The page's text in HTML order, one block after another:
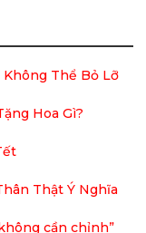
Không Thể Bỏ Lỡ
Hoa Gì?
Thật Ý Nghĩa
cần chỉnh”